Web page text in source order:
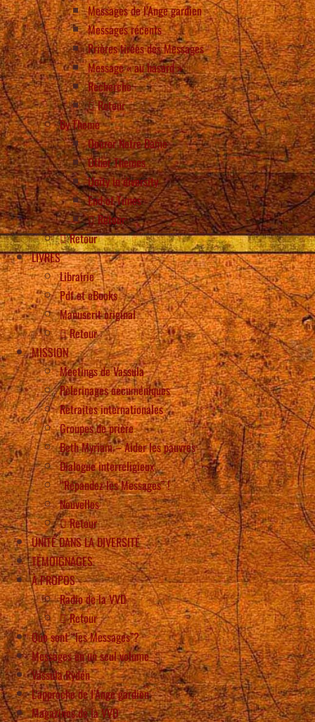
Messages de l’Ange gardien
Messages récents
Prières tirées des Messages
Message « au hasard »
Recherche
Retour
By Theme
Onorer Notre Dame
Other Themes
Unity in diversity
End of Times
Retour
Retour
LIVRES
Librairie
Pdf et eBooks
Manuscrit original
Retour
MISSION
Meetings de Vassula
Pèlerinages oecuméniques
Retraites internationales
Groupes de prière
Beth Myriam – Aider les pauvres
Dialogue interreligieux
“Répandez les Messages” !
Nouvelles
Retour
UNITÉ DANS LA DIVERSITÉ
TÉMOIGNAGES
À PROPOS
Radio de la VVD
Retour
Que sont “les Messages”?
Messages en un seul volume
Vassula Rydén
L’approche de l’Ange gardien
Magazines de la VVD